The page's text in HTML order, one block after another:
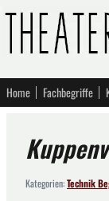
Home Fachbegriffe
Kategorien:Technik